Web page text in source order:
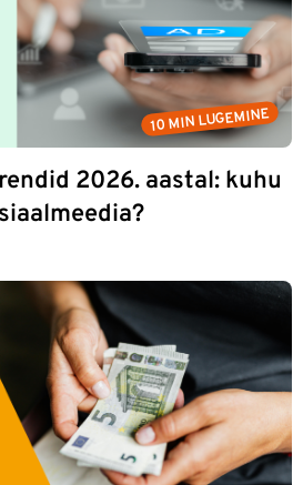
10 MIN LUGEMINE
2026. aastal: kuhu